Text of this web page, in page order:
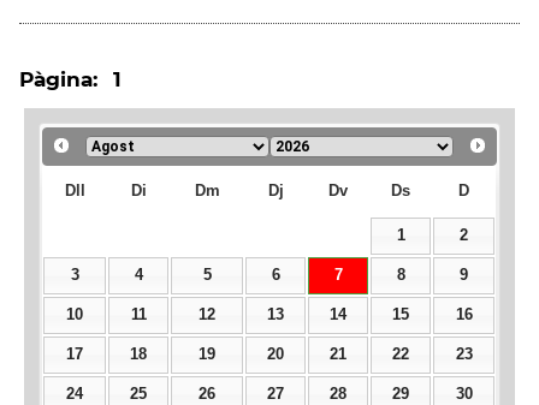
Pàgina: 1
Dll Di Dm Dj Dv Ds D
1 2
3 4 5 6 7 8 9
10 11 12 13 14 15 16
17 18 19 20 21 22 23
24 25 26 27 28 29 30